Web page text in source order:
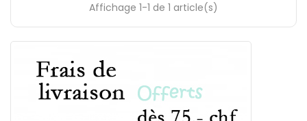
Affichage 1-1 de 1 article(s)